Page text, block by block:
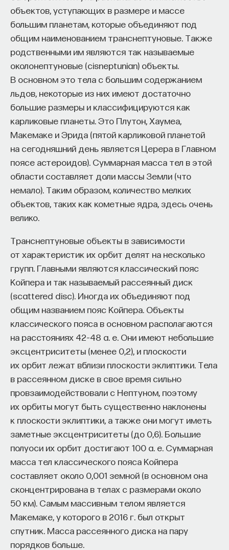
объектов, уступающих в размере и массе
большим планетам, которые объединяют под
общим наименованием транснептуновые. Также
родственными им являются так называемые
околонептуновые (cisneptunian) объекты.
В основном это тела с большим содержанием
льдов, некоторые из них имеют достаточно
большие размеры и классифицируются как
карликовые планеты. Это Плутон, Хаумеа,
Макемаке и Эрида (пятой карликовой планетой
на сегодняшний день является Церера в Главном
поясе астероидов). Суммарная масса тел в этой
области составляет доли массы Земли (что
немало). Таким образом, количество мелких
объектов, таких как кометные ядра, здесь очень
велико.
Транснептуновые объекты в зависимости
от характеристик их орбит делят на несколько
групп. Главными являются классический пояс
Койпера и так называемый рассеянный диск
(scattered disc). Иногда их объединяют под
общим названием пояс Койпера. Объекты
классического пояса в основном располагаются
на расстояниях 42–48 a. е. Они имеют небольшие
эксцентриситеты (менее 0,2), и плоскости
их орбит лежат вблизи плоскости эклиптики. Тела
в рассеянном диске в свое время сильно
провзаимодействовали с Нептуном, поэтому
их орбиты могут быть существенно наклонены
к плоскости эклиптики, а также они могут иметь
заметные эксцентриситеты (до 0,6). Большие
полуоси их орбит достигают 100 a. е. Суммарная
масса тел классического пояса Койпера
составляет около 0,001 земной (в основном она
сконцентрирована в телах с размерами около
50 км). Самым массивным телом является
Макемаке, у которого в 2016 г. был открыт
спутник. Масса рассеянного диска на пару
порядков больше.
проекта имеют STEM-образование, при этом
заинтересованы в работе в инновационных
компаниях, но не знают, с чего начать.
Специалисты сталкиваются с тремя ключевыми
барьерами:
Недостаток информации о глобальных
индустриях и карьерных возможностях
мешает поиску подходящих ваканси; ​
Непрозрачные механизмы в инновационных
компаниях усложняют процесс
трудоустройства​;
Стереотипы не позволяют эффективно
конкурировать на международном рынке​.
Что такое Naukka Talents
Naukka Talents— это не просто рекрутинговый
сервис, а комплексная платформа поддержки
специалистов на пути к карьере в глобальных
инновационных индустриях. Сервис помогает
преодолеть существующие барьеры через
обучение, карьерное сопровождение и прямые
связи с компаниями, заинтересованными
ввысококвалифицированных кадрах.​
Сервис создан для всех, кто хочет найти свой
Учёных, инженеров и исследователей
с опытом работы в научной сфере;
Специалистов с STEM-образованием,
желающих сменить сферу деятельности;
Тех, кто пока не имеет достаточного опыта
работы в индустрии, но стремится развивать
необходимые навыки.
Для уже готовых специалистов достаточно
оставить информацию о себе: образование, опыт
работы, навыки, интересы и владение
иностранными языками. Команда
В таких приборах слой полупроводника
поглощает свет, в результате чего рождаются
свободные электронно-дырочные пары
и разделяются, если есть встроенное
электрическое поле. Таким образом можно
генерировать электрический ток, только
в данном случае не переменный, а постоянный.
И поскольку мы используем преимущественно
переменный ток и в промышленности, и в быту,
то ставится дополнительный прибор — инвертор,
который преобразует переменный ток
в постоянный.
Альтернативой такому подходу может служить
последовательное преобразование солнечного
света сначала в тепло, а затем в электричество
(thermo-solar generation). Концентрируемый
до высокой интенсивности свет (с помощью так
называемых солнечных концентраторов — зеркал
или линз особой конструкции) испаряет
жидкость, например воду. Полученный таким
образом пар вращает турбину и создает
переменный ток. Последний этап такого
преобразования качественно не отличается
от того, как работают электрогенераторы
на обычных электростанциях, сжигающих для
этого топливо (уголь, газ, нефтепродукты).
Таким образом мы можем сделать